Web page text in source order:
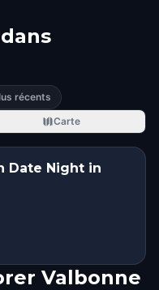
récents
Carte
Date Night in
Valbonne